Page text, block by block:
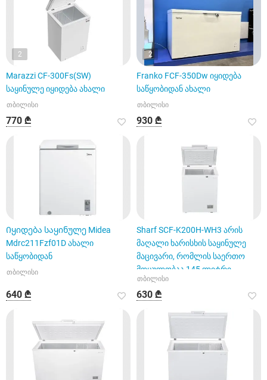
2
Marazzi CF-300Fs(SW)
საყინულე იყიდება ახალი
თბილისი
770 ₾
2
Franko FCF-350Dw იყიდება
საწყობიდან ახალი
თბილისი
930 ₾
Იყიდება საყინულე Midea
Mdrc211Fzf01D ახალი
საწყობიდან
თბილისი
640 ₾
Sharf SCF-K200H-WH3 არის
მაღალი ხარისხის საყინულე
მაცივარი, რომლის საერთო
მოცულობაა 145 ლიტრი
თბილისი
630 ₾